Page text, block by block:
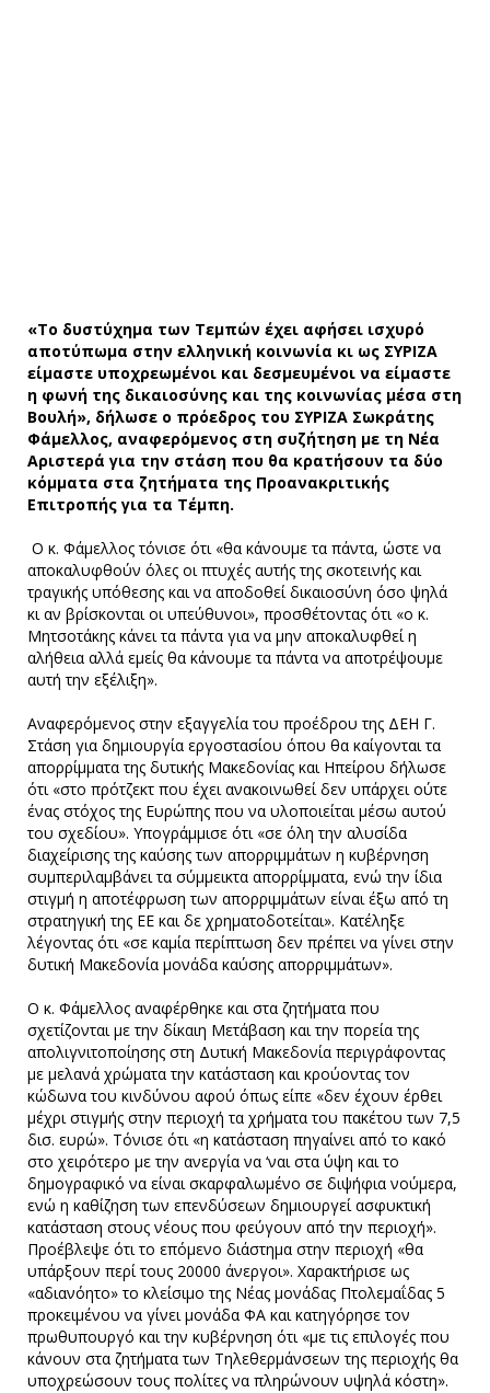
«Το δυστύχημα των Τεμπών έχει αφήσει ισχυρό
αποτύπωμα στην ελληνική κοινωνία κι ως ΣΥΡΙΖΑ
είμαστε υποχρεωμένοι και δεσμευμένοι να είμαστε
η φωνή της δικαιοσύνης και της κοινωνίας μέσα στη
Βουλή», δήλωσε ο πρόεδρος του ΣΥΡΙΖΑ Σωκράτης
Φάμελλος, αναφερόμενος στη συζήτηση με τη Νέα
Αριστερά για την στάση που θα κρατήσουν τα δύο
κόμματα στα ζητήματα της Προανακριτικής
Επιτροπής για τα Τέμπη.
Ο κ. Φάμελλος τόνισε ότι «θα κάνουμε τα πάντα, ώστε να
αποκαλυφθούν όλες οι πτυχές αυτής της σκοτεινής και
τραγικής υπόθεσης και να αποδοθεί δικαιοσύνη όσο ψηλά
κι αν βρίσκονται οι υπεύθυνοι», προσθέτοντας ότι «ο κ.
Μητσοτάκης κάνει τα πάντα για να μην αποκαλυφθεί η
αλήθεια αλλά εμείς θα κάνουμε τα πάντα να αποτρέψουμε
αυτή την εξέλιξη».
Αναφερόμενος στην εξαγγελία του προέδρου της ΔΕΗ Γ.
Στάση για δημιουργία εργοστασίου όπου θα καίγονται τα
απορρίμματα της δυτικής Μακεδονίας και Ηπείρου δήλωσε
ότι «στο πρότζεκτ που έχει ανακοινωθεί δεν υπάρχει ούτε
ένας στόχος της Ευρώπης που να υλοποιείται μέσω αυτού
του σχεδίου». Υπογράμμισε ότι «σε όλη την αλυσίδα
διαχείρισης της καύσης των απορριμμάτων η κυβέρνηση
συμπεριλαμβάνει τα σύμμεικτα απορρίμματα, ενώ την ίδια
στιγμή η αποτέφρωση των απορριμμάτων είναι έξω από τη
στρατηγική της ΕΕ και δε χρηματοδοτείται». Κατέληξε
λέγοντας ότι «σε καμία περίπτωση δεν πρέπει να γίνει στην
δυτική Μακεδονία μονάδα καύσης απορριμμάτων».
Ο κ. Φάμελλος αναφέρθηκε και στα ζητήματα που
σχετίζονται με την δίκαιη Μετάβαση και την πορεία της
απολιγνιτοποίησης στη Δυτική Μακεδονία περιγράφοντας
με μελανά χρώματα την κατάσταση και κρούοντας τον
κώδωνα του κινδύνου αφού όπως είπε «δεν έχουν έρθει
μέχρι στιγμής στην περιοχή τα χρήματα του πακέτου των 7,5
δισ. ευρώ». Τόνισε ότι «η κατάσταση πηγαίνει από το κακό
στο χειρότερο με την ανεργία να ‘ναι στα ύψη και το
δημογραφικό να είναι σκαρφαλωμένο σε διψήφια νούμερα,
ενώ η καθίζηση των επενδύσεων δημιουργεί ασφυκτική
κατάσταση στους νέους που φεύγουν από την περιοχή».
Προέβλεψε ότι το επόμενο διάστημα στην περιοχή «θα
υπάρξουν περί τους 20000 άνεργοι». Χαρακτήρισε ως
«αδιανόητο» το κλείσιμο της Νέας μονάδας Πτολεμαΐδας 5
προκειμένου να γίνει μονάδα ΦΑ και κατηγόρησε τον
πρωθυπουργό και την κυβέρνηση ότι «με τις επιλογές που
κάνουν στα ζητήματα των Τηλεθερμάνσεων της περιοχής θα
υποχρεώσουν τους πολίτες να πληρώνουν υψηλά κόστη».